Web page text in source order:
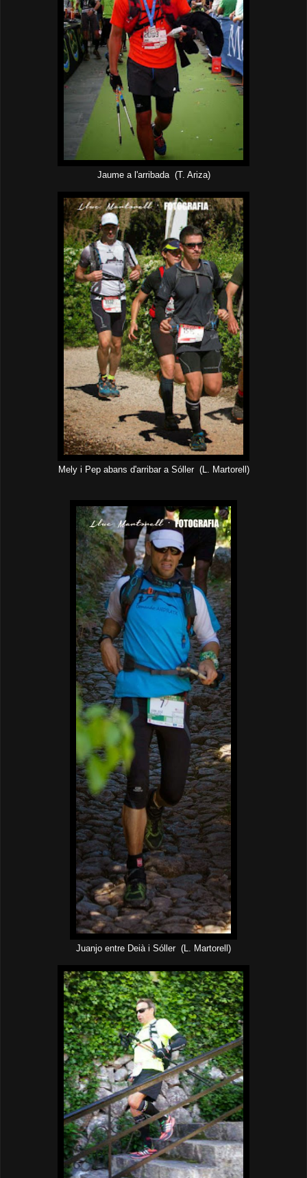
Jaume a l'arribada (T. Ariza)
Mely i Pep abans d'arribar a Sóller (L. Martorell)
Juanjo entre Deià i Sóller (L. Martorell)